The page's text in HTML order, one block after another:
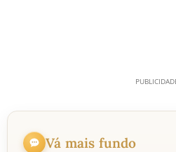
Vá mais fundo